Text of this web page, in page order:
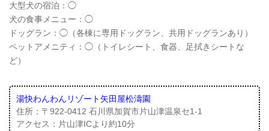
大型犬の宿泊：◯
犬の食事メニュー：◯
ドッグラン：◯（各棟に専用ドッグラン、共用ドッグランあり）
ペットアメニティ：◯（トイレシート、食器、足拭きシートな
ど）
湯快わんわんリゾート矢田屋松濤園
住所：〒922-0412 石川県加賀市片山津温泉セ1-1
アクセス：片山津ICより約10分